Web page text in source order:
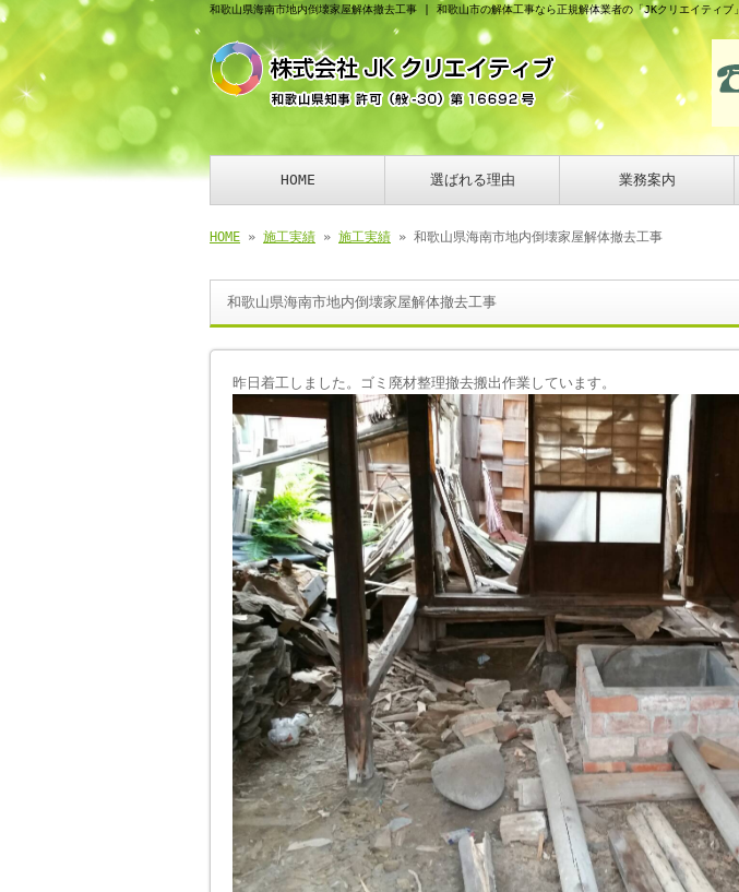
和歌山県海南市地内倒壊家屋解体撤去工事 | 和歌山市の解体工事なら正規解体業者の「JKクリエイティブ」
HOME 選ばれる理由 業務案内
HOME » 施工実績 » 施工実績 » 和歌山県海南市地内倒壊家屋解体撤去工事
和歌山県海南市地内倒壊家屋解体撤去工事
昨日着工しました。ゴミ廃材整理撤去搬出作業しています。